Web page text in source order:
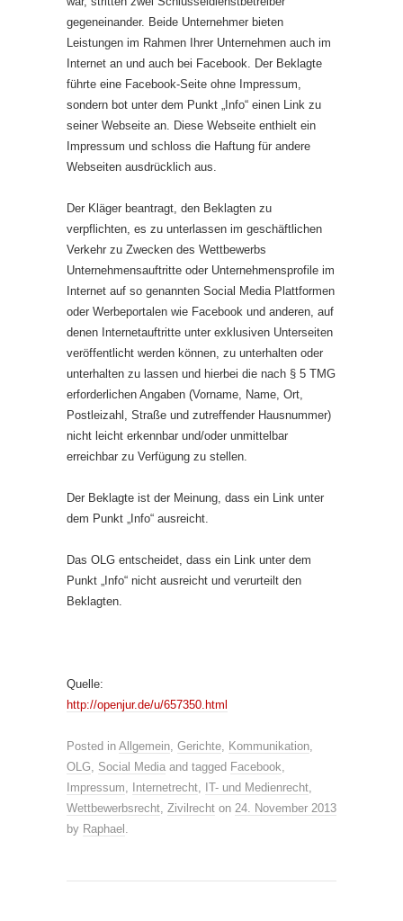
gegeneinander. Beide Unternehmer bieten
Leistungen im Rahmen Ihrer Unternehmen auch im
Internet an und auch bei Facebook. Der Beklagte
führte eine Facebook-Seite ohne Impressum,
sondern bot unter dem Punkt „Info“ einen Link zu
seiner Webseite an. Diese Webseite enthielt ein
Impressum und schloss die Haftung für andere
Webseiten ausdrücklich aus.
Der Kläger beantragt, den Beklagten zu
verpflichten, es zu unterlassen im geschäftlichen
Verkehr zu Zwecken des Wettbewerbs
Unternehmensauftritte oder Unternehmensprofile im
Internet auf so genannten Social Media Plattformen
oder Werbeportalen wie Facebook und anderen, auf
denen Internetauftritte unter exklusiven Unterseiten
veröffentlicht werden können, zu unterhalten oder
unterhalten zu lassen und hierbei die nach § 5 TMG
erforderlichen Angaben (Vorname, Name, Ort,
Postleizahl, Straße und zutreffender Hausnummer)
nicht leicht erkennbar und/oder unmittelbar
erreichbar zu Verfügung zu stellen.
Der Beklagte ist der Meinung, dass ein Link unter
dem Punkt „Info“ ausreicht.
Das OLG entscheidet, dass ein Link unter dem
Punkt „Info“ nicht ausreicht und verurteilt den
Beklagten.
Quelle:
http://openjur.de/u/657350.html
Posted in Allgemein, Gerichte, Kommunikation,
OLG, Social Media and tagged Facebook,
Impressum, Internetrecht, IT- und Medienrecht,
Wettbewerbsrecht, Zivilrecht on 24. November 2013
by Raphael .